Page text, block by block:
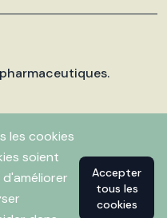
les cookies
soient
Accepter
tous les
cookies
Propulsé par Flitbix.com